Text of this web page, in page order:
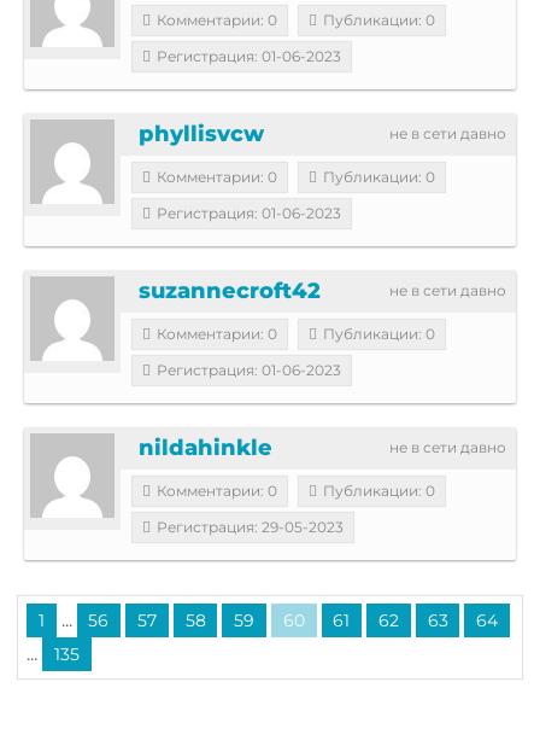
Комментарии: 0
Публикации: 0
Регистрация: 01-06-2023
не в сети давно
phyllisvcw
Комментарии: 0
Публикации: 0
Регистрация: 01-06-2023
не в сети давно
suzannecroft42
Комментарии: 0
Публикации: 0
Регистрация: 01-06-2023
не в сети давно
nildahinkle
Комментарии: 0
Публикации: 0
Регистрация: 29-05-2023
1 ... 56 57 58 59 60 61 62 63 64
... 135